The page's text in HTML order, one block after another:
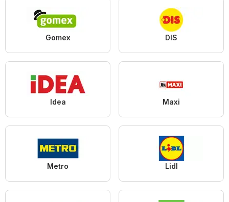
Gomex DIS
Idea Maxi
Metro Lidl